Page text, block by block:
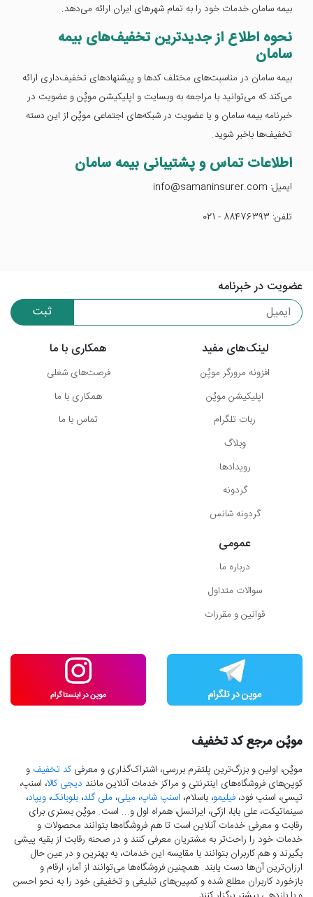
بیمه سامان خدمات خود را به تمام شهرهای ایران ارائه می‌دهد.
نحوه اطلاع از جدیدترین تخفیف‌های بیمه
سامان
بیمه سامان در مناسبت‌های مختلف کدها و پیشنهادهای تخفیف‌داری ارائه
می‌کند که می‌توانید با مراجعه به وبسایت و اپلیکیشن موپُن و عضویت در
خبرنامه بیمه سامان و یا عضویت در شبکه‌های اجتماعی موپُن از این دسته
تخفیف‌ها باخبر شوید.
اطلاعات تماس و پشتیبانی بیمه سامان
ایمیل: info@samaninsurer.com
تلفن: 88476393 - 021
عضویت در خبرنامه
ثبت
لینک‌های مفید
افزونه مرورگر موپُن
اپلیکیشن موپُن
ربات تلگرام
وبلاگ
رویدادها
گردونه
گردونه شانس
همکاری با ما
فرصت‌های شغلی
همکاری با ما
تماس با ما
عمومی
درباره ما
سوالات متداول
قوانین و مقررات
موپُن مرجع کد تخفیف
موپُن، اولین و بزرگ‌ترین پلتفرم بررسی، اشتراک‌گذاری و معرفیکد تخفیف و
کوپن‌های فروشگاه‌های اینترنتی و مراکز خدمات آنلاین مانند دیجی کالا، اسنپ،
تپسی، اسنپ فود، فیلیمو، باسلام، اسنپ شاپ، میلی، ملی گلد، بلوبانک، ویپاد،
سینماتیکت، علی بابا، ازکی، ایرانسل، همراه اول و... است. موپُن بستری برای
رقابت و معرفی خدمات آنلاین است تا هم فروشگاه‌ها بتوانند محصولات و
خدمات خود را راحت‌تر به مشتریان معرفی کنند و در صحنه رقابت از بقیه پیشی
بگیرند و هم کاربران بتوانند با مقایسه این خدمات، به بهترین و در عین حال
ارزان‌ترین آن‌ها دست‌ یابند. همچنین فروشگاه‌ها می‌توانند از آمار، ارقام و
بازخورد کاربران مطلع شده و کمپین‌های تبلیغی و تخفیفی خود را به نحو احسن